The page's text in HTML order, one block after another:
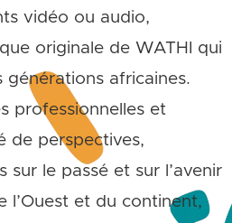
vidéo ou audio,
originale de WATHI qui
africaines.
professionnelles et
de perspectives,
sur le passé et sur l’avenir
l’Ouest et du continent,